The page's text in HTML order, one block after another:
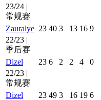
23/24 |
常规赛
Zauralye 23 40 3 13 16 9
22/23 |
季后赛
Dizel
23 6 2 2 4 0
22/23 |
常规赛
Dizel
23 49 3 16 19 6